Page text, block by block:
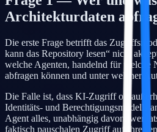
Architekturdaten
Die erste Frage betrifft das
kann das Repository lesen“ nicht
welche Agenten, handelnd für welche
abfragen können und unter welcher
Die Falle ist, dass KI-Zugriff oft
Identitäts- und Berechtigungsmodells
Agent alles, unabhängig davon, wer
faktisch pauschalen Zugriff auf Ihre